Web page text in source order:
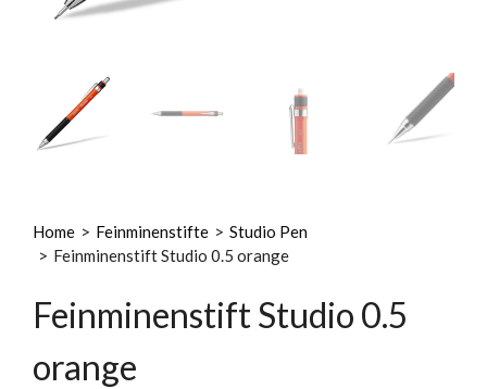
Home > Feinminenstifte > Studio Pen
> Feinminenstift Studio 0.5 orange
Feinminenstift Studio 0.5
orange